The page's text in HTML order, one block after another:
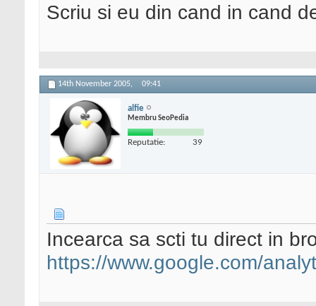
Scriu si eu din cand in cand
14th November 2005, 09:41
alfie
Membru SeoPedia
Reputatie: 39
Incearca sa scti tu direct in
https://www.google.com/